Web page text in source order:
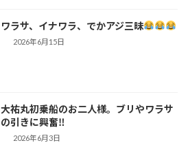
ワラサ、イナワラ、でかアジ三昧
2026年6月15日
大祐丸初乗船のお二人様。ブリやワラサ
の引きに興奮‼
2026年6月3日